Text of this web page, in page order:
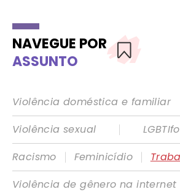
NAVEGUE POR
ASSUNTO
Violência doméstica e familiar
Violência sexual
|
Racismo
| Feminicídio |
Violência de gênero na internet